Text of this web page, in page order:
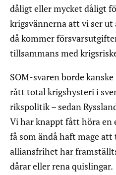
dåligt eller mycket dåligt
krigsvännerna att vi ser
då kommer
tillsammans med
SOM-svaren borde
rått total krigshysteri i
rikspolitik – sedan
Vi har knappt fått höra en
få som ändå haft mage
alliansfrihet har
dårar eller rena quislingar.